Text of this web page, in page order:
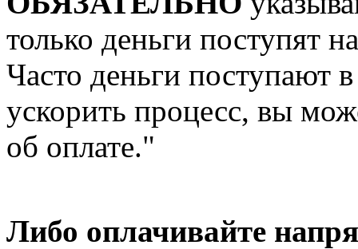
только деньги поступят
Часто деньги поступают
ускорить процесс, вы
об оплате."
Либо оплачивайте